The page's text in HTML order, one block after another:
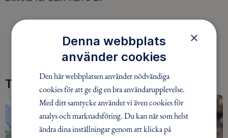
VISA YTTERLIGARE 6 SIDOR
Tre goda skäl att bli medlem
×
Denna webbplats
använder cookies
Den här webbplatsen använder nödvändiga
cookies för att ge dig en bra användarupplevelse.
Med ditt samtycke använder vi även cookies för
analys och marknadsföring. Du kan när som helst
ändra dina inställningar genom att klicka på